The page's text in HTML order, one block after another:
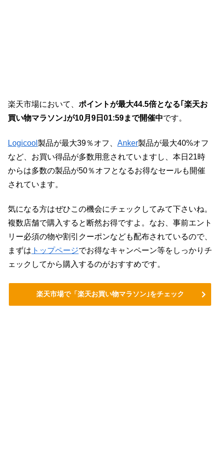
楽天市場において、 ポイントが最大44.5倍となる｢楽天お
買い物マラソン｣が10月9日01:59まで開催中です。
Logicool 製品が最大39％オフ、 Anker製品が最大40%オフ
など、お買い得品が多数用意されていますし、本日21時
からは多数の製品が50％オフとなるお得なセールも開催
されています。
気になる方はぜひこの機会にチェックしてみて下さいね。
複数店舗で購入すると断然お得ですよ。なお、事前エント
リー必須の物や割引クーポンなども配布されているので、
まずは トップページでお得なキャンペーン等をしっかりチ
ェックしてから購入するのがおすすめです。
楽天市場で「楽天お買い物マラソン｣をチェック